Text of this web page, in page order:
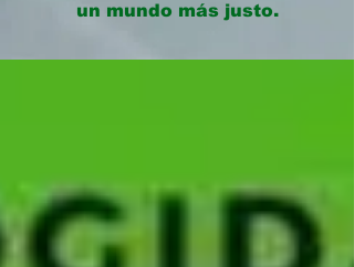
un mundo más justo.